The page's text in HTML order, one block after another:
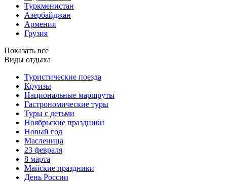
Туркменистан
Азербайджан
Армения
Грузия
Показать все
Виды отдыха
Туристические поезда
Круизы
Национальные маршруты
Гастрономические туры
Туры с детьми
Ноябрьские праздники
Новый год
Масленица
23 февраля
8 марта
Майские праздники
День России